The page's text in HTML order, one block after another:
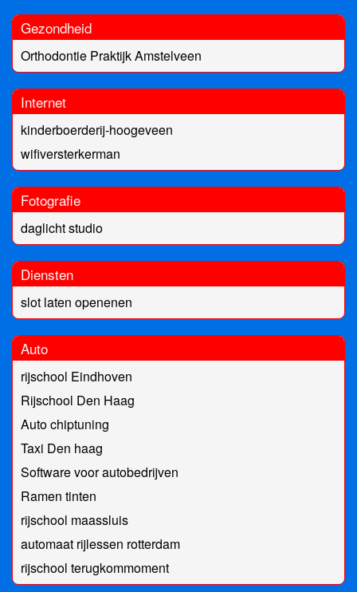
Gezondheid
Orthodontie Praktijk Amstelveen
Internet
kinderboerderij-hoogeveen
wifiversterkerman
Fotografie
daglicht studio
Diensten
slot laten openenen
Auto
rijschool Eindhoven
Rijschool Den Haag
Auto chiptuning
Taxi Den haag
Software voor autobedrijven
Ramen tinten
rijschool maassluis
automaat rijlessen rotterdam
rijschool terugkommoment